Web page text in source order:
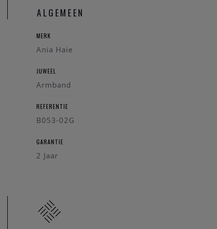
ALGEMEEN
MERK
Ania Haie
JUWEEL
Armband
REFERENTIE
B053-02G
GARANTIE
2 Jaar